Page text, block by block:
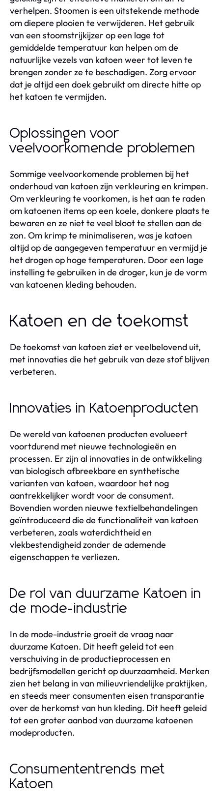
verhelpen. Stoomen is een uitstekende methode
om diepere plooien te verwijderen. Het gebruik
van een stoomstrijkijzer op een lage tot
gemiddelde temperatuur kan helpen om de
natuurlijke vezels van katoen weer tot leven te
brengen zonder ze te beschadigen. Zorg ervoor
dat je altijd een doek gebruikt om directe hitte op
het katoen te vermijden.
Oplossingen voor
veelvoorkomende problemen
Sommige veelvoorkomende problemen bij het
onderhoud van katoen zijn verkleuring en krimpen.
Om verkleuring te voorkomen, is het aan te raden
om katoenen items op een koele, donkere plaats te
bewaren en ze niet te veel bloot te stellen aan de
zon. Om krimp te minimaliseren, was je katoen
altijd op de aangegeven temperatuur en vermijd je
het drogen op hoge temperaturen. Door een lage
instelling te gebruiken in de droger, kun je de vorm
van katoenen kleding behouden.
Katoen en de toekomst
De toekomst van katoen ziet er veelbelovend uit,
met innovaties die het gebruik van deze stof blijven
verbeteren.
Innovaties in Katoenproducten
De wereld van katoenen producten evolueert
voortdurend met nieuwe technologieën en
processen. Er zijn al innovaties in de ontwikkeling
van biologisch afbreekbare en synthetische
varianten van katoen, waardoor het nog
aantrekkelijker wordt voor de consument.
Bovendien worden nieuwe textielbehandelingen
geïntroduceerd die de functionaliteit van katoen
verbeteren, zoals waterdichtheid en
vlekbestendigheid zonder de ademende
eigenschappen te verliezen.
De rol van duurzame Katoen in
de mode-industrie
In de mode-industrie groeit de vraag naar
duurzame Katoen. Dit heeft geleid tot een
verschuiving in de productieprocessen en
bedrijfsmodellen gericht op duurzaamheid. Merken
zien het belang in van milieuvriendelijke praktijken,
en steeds meer consumenten eisen transparantie
over de herkomst van hun kleding. Dit heeft geleid
tot een groter aanbod van duurzame katoenen
modeproducten.
Consumententrends met
Katoen